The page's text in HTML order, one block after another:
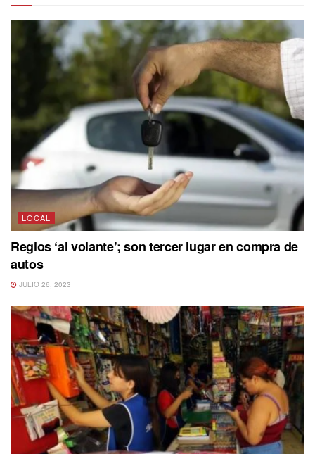
LOCAL
Regios ‘al volante’; son tercer lugar en compra de
autos
JULIO 26, 2023